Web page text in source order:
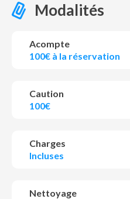
Modalités
Acompte
100€ à la réservation
Caution
100€
Charges
Incluses
Nettoyage